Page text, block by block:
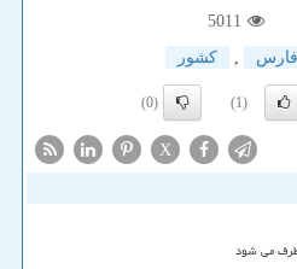
5011
فارس , كشور
(1)
(0)
X
می شود